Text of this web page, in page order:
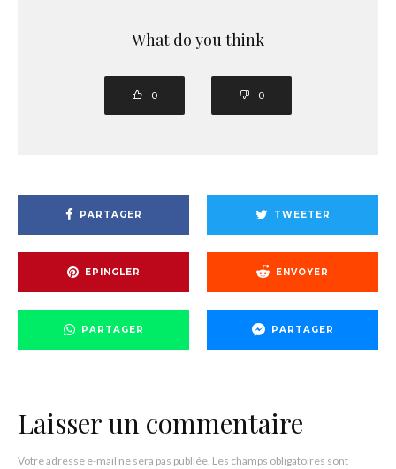
What do you think
0 0
PARTAGER TWEETER
EPINGLER ENVOYER
PARTAGER PARTAGER
Laisser un commentaire
Votre adresse e-mail ne sera pas publiée. Les champs obligatoires sont